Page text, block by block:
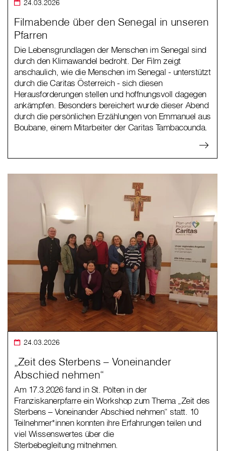
24.03.2026
Filmabende über den Senegal in unseren
Pfarren
Die Lebensgrundlagen der Menschen im Senegal sind
durch den Klimawandel bedroht. Der Film zeigt
anschaulich, wie die Menschen im Senegal - unterstützt
durch die Caritas Österreich - sich diesen
Herausforderungen stellen und hoffnungsvoll dagegen
ankämpfen. Besonders bereichert wurde dieser Abend
durch die persönlichen Erzählungen von Emmanuel aus
Boubane, einem Mitarbeiter der Caritas Tambacounda.
24.03.2026
„Zeit des Sterbens – Voneinander
Abschied nehmen“
Am 17.3.2026 fand in St. Pölten in der
Franziskanerpfarre ein Workshop zum Thema „Zeit des
Sterbens – Voneinander Abschied nehmen“ statt. 10
Teilnehmer*innen konnten ihre Erfahrungen teilen und
viel Wissenswertes über die
Sterbebegleitung mitnehmen.